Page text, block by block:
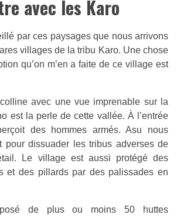
avec les Karo
par ces paysages que nous arrivons
villages de la tribu Karo. Une chose
qu’on m’en a faite de ce village est
avec une vue imprenable sur la
est la perle de cette vallée. À l’entrée
des hommes armés. Asu nous
pour dissuader les tribus adverses de
Le village est aussi protégé des
et des pillards par des palissades en
de plus ou moins 50 huttes